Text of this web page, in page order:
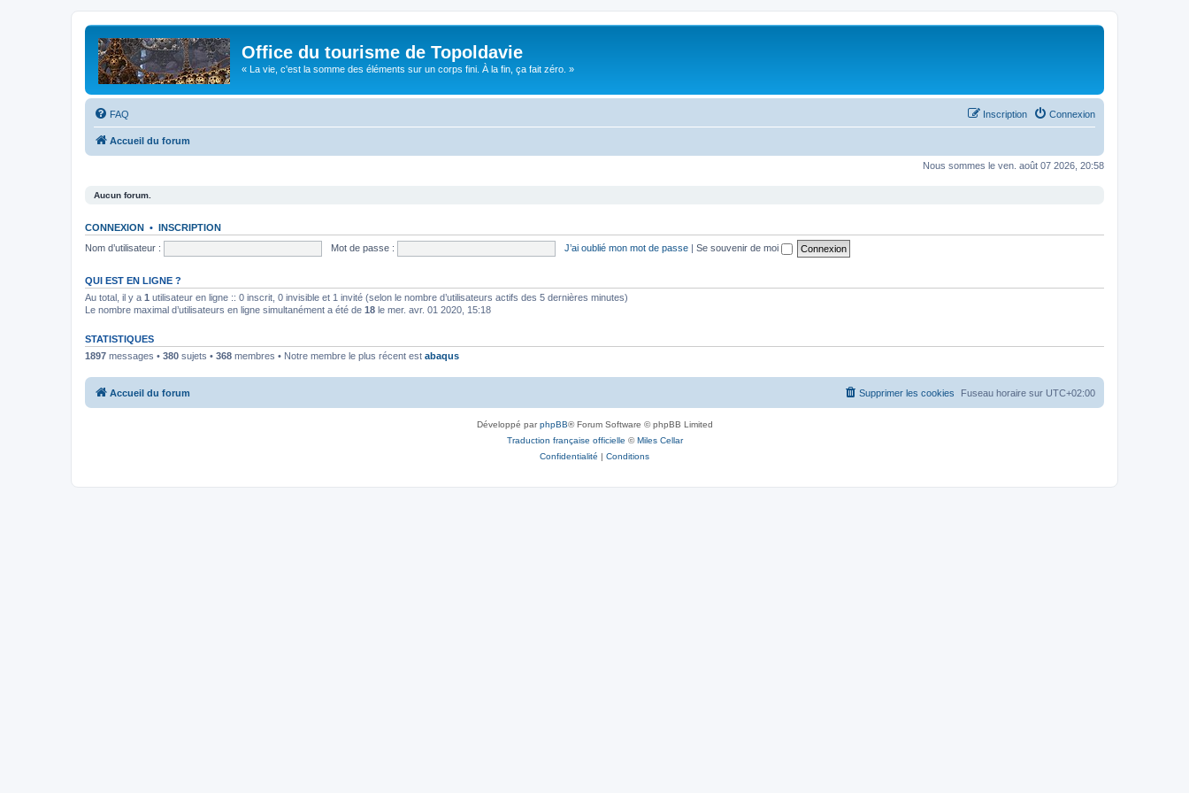
Office du tourisme de Topoldavie
« La vie, c'est la somme des éléments sur un corps fini. À la fin, ça fait zéro. »
FAQ Connexion
Inscription
Accueil du forum
Nous sommes le ven. août 07 2026, 20:58
Aucun forum.
CONNEXION • INSCRIPTION
Nom d’utilisateur :
Mot de passe : J’ai oublié mon mot de passe | Se souvenir de moi
QUI EST EN LIGNE ?
Au total, il y a 1 utilisateur en ligne :: 0 inscrit, 0 invisible et 1 invité (selon le nombre d’utilisateurs actifs des 5 dernières minutes)
Le nombre maximal d’utilisateurs en ligne simultanément a été de 18 le mer. avr. 01 2020, 15:18
STATISTIQUES
1897 messages • 380 sujets • 368 membres • Notre membre le plus récent est abaqus
Accueil du forum Fuseau horaire sur UTC+02:00
Supprimer les cookies
Développé parphpBB® Forum Software © phpBB Limited
Traduction française officielle ©Miles Cellar
Confidentialité | Conditions